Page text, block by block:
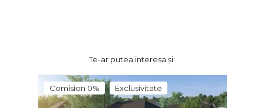
Te-ar putea interesa și:
Comision 0% Exclusivitate